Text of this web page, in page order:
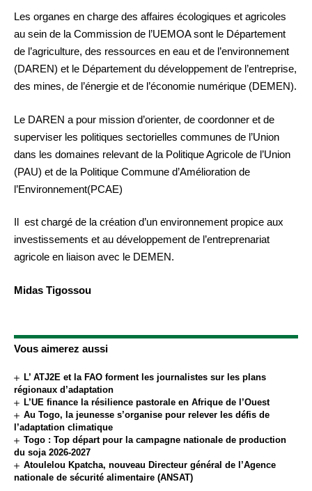
Les organes en charge des affaires écologiques et agricoles
au sein de la Commission de l’UEMOA sont le Département
de l’agriculture, des ressources en eau et de l’environnement
(DAREN) et le Département du développement de l’entreprise,
des mines, de l’énergie et de l’économie numérique (DEMEN).
Le DAREN a pour mission d’orienter, de coordonner et de
superviser les politiques sectorielles communes de l’Union
dans les domaines relevant de la Politique Agricole de l’Union
(PAU) et de la Politique Commune d’Amélioration de
l’Environnement(PCAE)
Il est chargé de la création d’un environnement propice aux
investissements et au développement de l’entreprenariat
agricole en liaison avec le DEMEN.
Midas Tigossou
Vous aimerez aussi
L’ ATJ2E et la FAO forment les journalistes sur les plans
régionaux d’adaptation
L’UE finance la résilience pastorale en Afrique de l’Ouest
Au Togo, la jeunesse s’organise pour relever les défis de
l’adaptation climatique
Togo : Top départ pour la campagne nationale de production
du soja 2026-2027
Atoulelou Kpatcha, nouveau Directeur général de l’Agence
nationale de sécurité alimentaire (ANSAT)